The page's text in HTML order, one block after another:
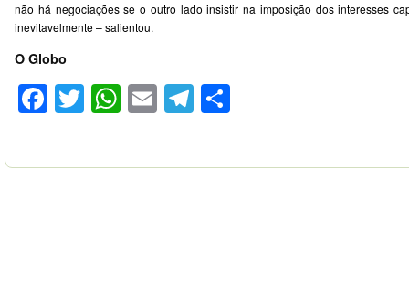
não há negociações se o outro lado insistir na imposição dos interesses
inevitavelmente – salientou.
O Globo
Facebook
Twitter
WhatsApp
EmailTelegram